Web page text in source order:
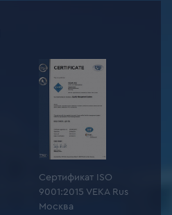
Сертификат ISO
9001:2015 VEKA Rus
Москва